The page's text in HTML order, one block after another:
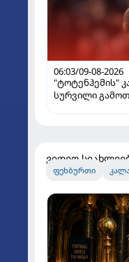
06:03/09-08-2026
"ტოტენჰემის"
სურვილი
ვიდეო
ᲤᲔᲮᲑᲣᲠᲗᲘ